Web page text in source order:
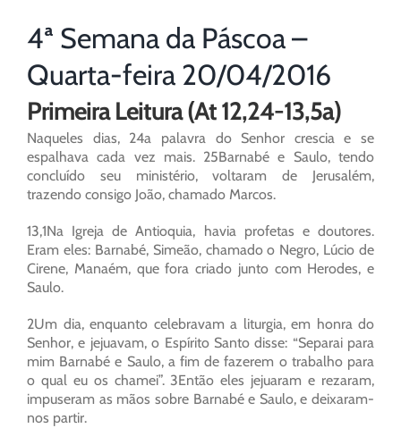
4ª Semana da Páscoa –
Quarta-feira 20/04/2016
Primeira Leitura (At 12,24-13,5a)
Naqueles dias, 24a palavra do Senhor crescia e se
espalhava cada vez mais. 25Barnabé e Saulo, tendo
concluído seu ministério, voltaram de Jerusalém,
trazendo consigo João, chamado Marcos.
13,1Na Igreja de Antioquia, havia profetas e doutores.
Eram eles: Barnabé, Simeão, chamado o Negro, Lúcio de
Cirene, Manaém, que fora criado junto com Herodes, e
Saulo.
2Um dia, enquanto celebravam a liturgia, em honra do
Senhor, e jejuavam, o Espírito Santo disse: “Separai para
mim Barnabé e Saulo, a fim de fazerem o trabalho para
o qual eu os chamei”. 3Então eles jejuaram e rezaram,
impuseram as mãos sobre Barnabé e Saulo, e deixaram-
nos partir.